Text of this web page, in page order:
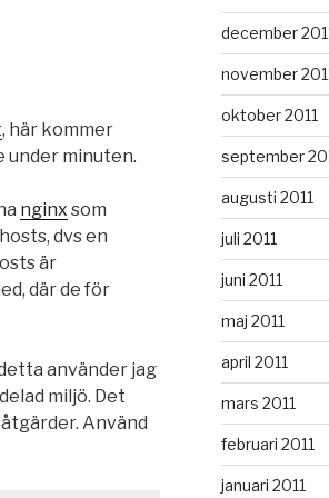
, här kommer
under minuten.
nginx som
dvs en
är
där de för
använder jag
miljö. Det
Använd
december
november
oktober 2011
september
augusti 2011
juli 2011
juni 2011
maj 2011
april 2011
mars 2011
februari 2011
januari 2011